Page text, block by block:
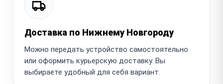
Доставка по Нижнему Новгороду
Можно передать устройство самостоятельно
или оформить курьерскую доставку. Вы
выбираете удобный для себя вариант.